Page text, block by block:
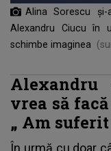
Alina Sorescu
Alexandru Ciucu în
schimbe imaginea
Alexandru
vrea să
„ Am suferit
În urmă cu doar